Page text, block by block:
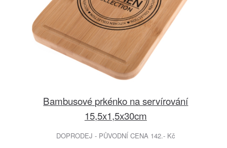
Bambusové prkénko na servírování
15,5x1,5x30cm
DOPRODEJ - PŮVODNÍ CENA 142.- Kč